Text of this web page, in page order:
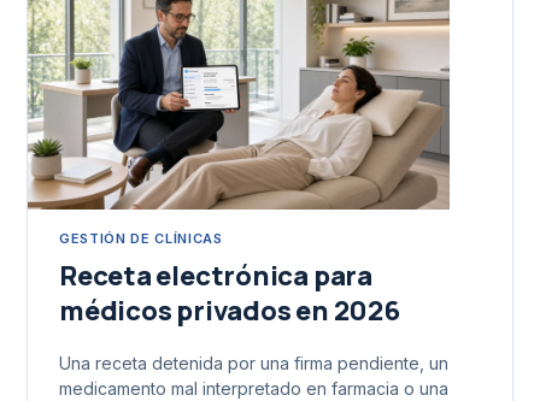
GESTIÓN DE CLÍNICAS
Receta electrónica para
médicos privados en 2026
Una receta detenida por una firma pendiente, un
medicamento mal interpretado en farmacia o una